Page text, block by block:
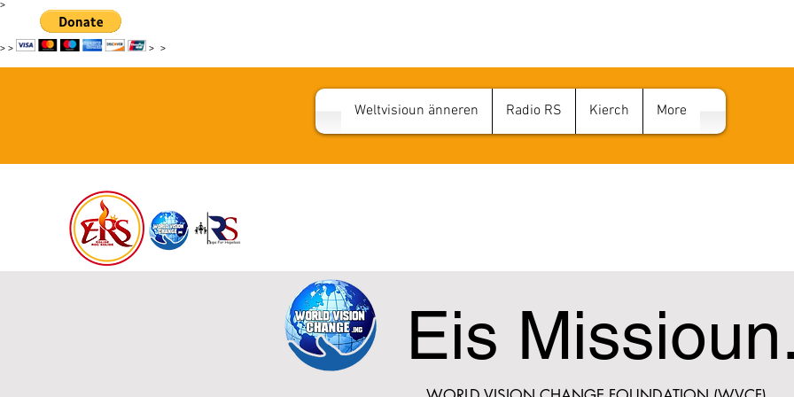
>
> > > >
Weltvisioun änneren Radio RS Kierch More
Eis Missioun.